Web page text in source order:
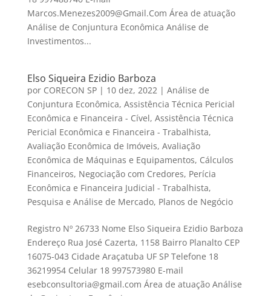
Marcos.Menezes2009@Gmail.Com Área de atuação
Análise de Conjuntura Econômica Análise de
Investimentos...
Elso Siqueira Ezidio Barboza
por CORECON SP| 10 dez, 2022 | Análise de
Conjuntura Econômica, Assistência Técnica Pericial
Econômica e Financeira - Cível, Assistência Técnica
Pericial Econômica e Financeira - Trabalhista,
Avaliação Econômica de Imóveis, Avaliação
Econômica de Máquinas e Equipamentos, Cálculos
Financeiros, Negociação com Credores, Perícia
Econômica e Financeira Judicial - Trabalhista,
Pesquisa e Análise de Mercado, Planos de Negócio
Registro Nº 26733 Nome Elso Siqueira Ezidio Barboza
Endereço Rua José Cazerta, 1158 Bairro Planalto CEP
16075-043 Cidade Araçatuba UF SP Telefone 18
36219954 Celular 18 997573980 E-mail
esebconsultoria@gmail.com Área de atuação Análise